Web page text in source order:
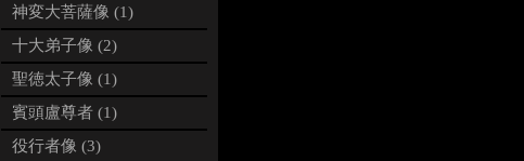
神変大菩薩像 (1)
十大弟子像 (2)
聖徳太子像 (1)
賓頭盧尊者 (1)
役行者像 (3)